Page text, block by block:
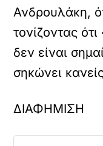
Ανδρουλάκη,
τονίζοντας
δεν είναι
σηκώνει
ΔΙΑΦΗΜΙΣΗ